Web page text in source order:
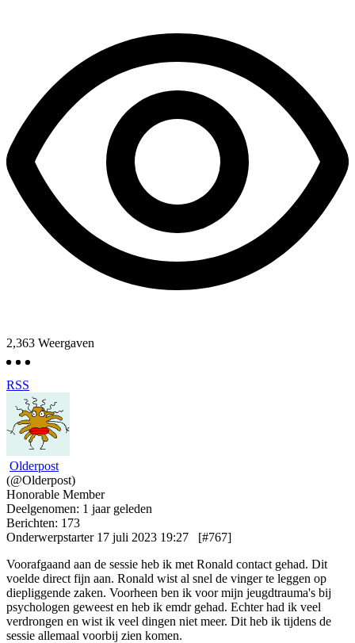
2,363 Weergaven
RSS
Olderpost
(@Olderpost)
Honorable Member
Deelgenomen: 1 jaar geleden
Berichten: 173
Onderwerpstarter 17 juli 2023 19:27
[#767]
Voorafgaand aan de sessie heb ik met Ronald contact gehad. Dit
voelde direct fijn aan. Ronald wist al snel de vinger te leggen op
diepliggende zaken. Voorheen ben ik voor mijn jeugdtrauma's bij
psychologen geweest en heb ik emdr gehad. Echter had ik veel
verdrongen en wist ik veel dingen niet meer. Dit heb ik tijdens de
sessie allemaal voorbij zien komen.